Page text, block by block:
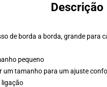
Descrição
de borda a borda, grande para
pequeno
um tamanho para um ajuste
ligação